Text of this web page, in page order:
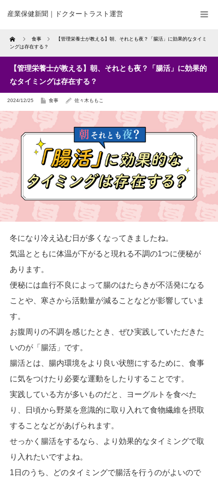
産業保健新聞｜ドクタートラスト運営
Home 食事
【管理栄養士が教える】朝、それとも夜？「腸活」に効果的なタイミ
ングは存在する？
【管理栄養士が教える】朝、それとも夜？「腸活」に効果的
なタイミングは存在する？
2024/12/25 食事 佐々木ももこ
冬になり冷え込む日が多くなってきましたね。
気温とともに体温が下がると現れる不調の1つに便秘が
あります。
便秘には血行不良によって腸のはたらきが不活発になる
ことや、寒さから活動量が減ることなどが影響していま
す。
お腹周りの不調を感じたとき、ぜひ実践していただきた
いのが「腸活」です。
腸活とは、腸内環境をより良い状態にするために、食事
に気をつけたり必要な運動をしたりすることです。
実践している方が多いものだと、ヨーグルトを食べた
り、日頃から野菜を意識的に取り入れて食物繊維を摂取
することなどがあげられます。
せっかく腸活をするなら、より効果的なタイミングで取
り入れたいですよね。
1日のうち、どのタイミングで腸活を行うのがよいので